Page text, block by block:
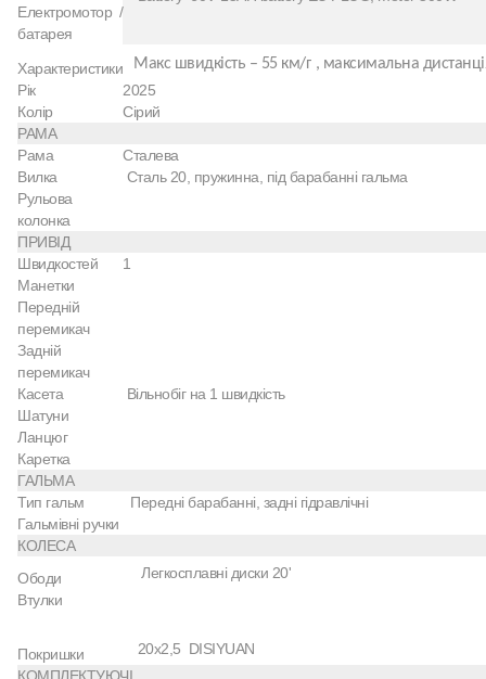
Електромотор /
батарея
Характеристики Макс швидкість – 55 км/г , максимальна
Рік
2025
Колір
Сірий
РАМА
Рама
Сталева
Вилка
Сталь 20, пружинна, під барабанні гальма
Рульова
колонка
ПРИВІД
Швидкостей
1
Манетки
Передній
перемикач
Задній
перемикач
Касета
Вільнобіг на 1 швидкість
Шатуни
Ланцюг
Каретка
ГАЛЬМА
Тип гальм
Передні барабанні, задні гідравлічні
Гальмівні ручки
КОЛЕСА
Ободи
Легкосплавні диски 20'
Втулки
Покришки
20х2,5 DISIYUAN
КОМПЛЕКТУЮЧІ